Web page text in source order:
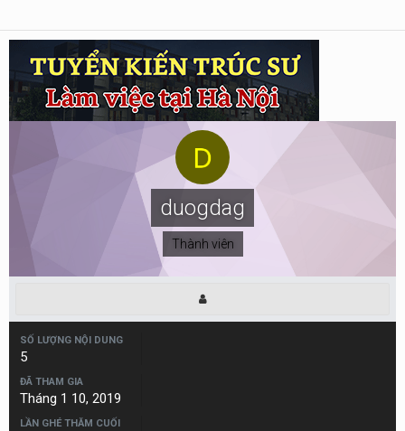
duogdag
Thành viên
SỐ LƯỢNG NỘI DUNG
5
ĐÃ THAM GIA
Tháng 1 10, 2019
LẦN GHÉ THĂM CUỐI